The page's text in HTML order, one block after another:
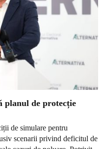
planul de protecție
de simulare pentru
scenarii privind deficitul de